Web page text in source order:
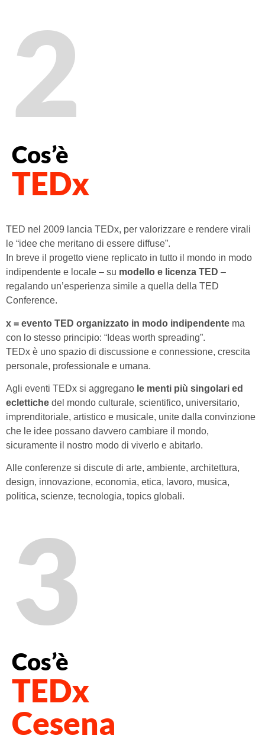
2
Cos’è
TEDx
TED nel 2009 lancia TEDx, per valorizzare e rendere virali
le “idee che meritano di essere diffuse”.
In breve il progetto viene replicato in tutto il mondo in modo
indipendente e locale – su modello e licenza TED –
regalando un’esperienza simile a quella della TED
Conference.
x = evento TED organizzato in modo indipendente ma
con lo stesso principio: “Ideas worth spreading”.
TEDx è uno spazio di discussione e connessione, crescita
personale, professionale e umana.
Agli eventi TEDx si aggregano le menti più singolari ed
eclettiche del mondo culturale, scientifico, universitario,
imprenditoriale, artistico e musicale, unite dalla convinzione
che le idee possano davvero cambiare il mondo,
sicuramente il nostro modo di viverlo e abitarlo.
Alle conferenze si discute di arte, ambiente, architettura,
design, innovazione, economia, etica, lavoro, musica,
politica, scienze, tecnologia, topics globali.
3
Cos’è
TEDx
Cesena